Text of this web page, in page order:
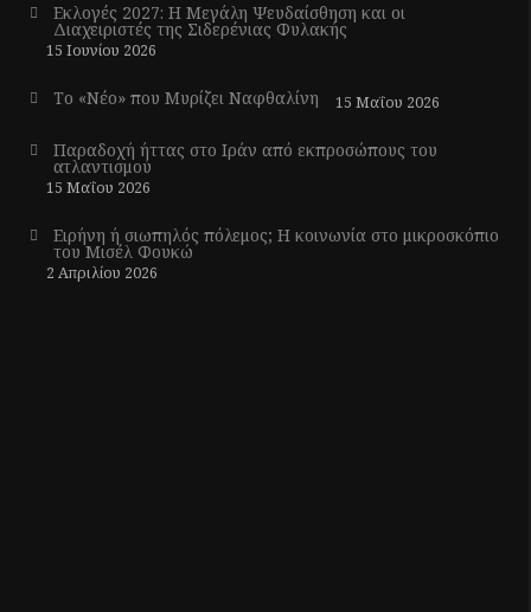
Εκλογές 2027: Η Μεγάλη Ψευδαίσθηση και οι
Διαχειριστές της Σιδερένιας Φυλακής
15 Ιουνίου 2026
Το «Νέο» που Μυρίζει Ναφθαλίνη 15 Μαΐου 2026
Παραδοχή ήττας στο Ιράν από εκπροσώπους του
ατλαντισμού
15 Μαΐου 2026
Ειρήνη ή σιωπηλός πόλεμος; Η κοινωνία στο μικροσκόπιο
του Μισέλ Φουκώ
2 Απριλίου 2026